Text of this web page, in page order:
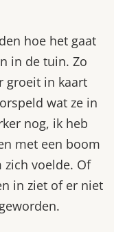
hoe het gaat
in de tuin. Zo
groeit in kaart
wat ze in
nog, ik heb
met een boom
zich voelde. Of
in ziet of er niet